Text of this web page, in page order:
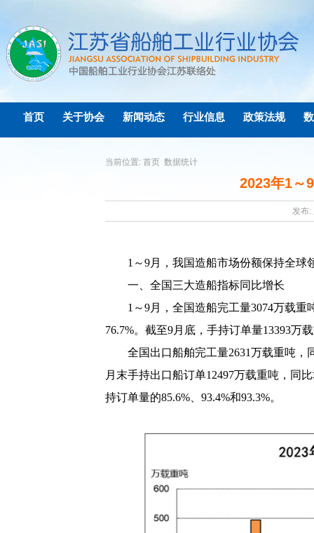
首页 关于协会 新闻动态 行业信息 政策法规
当前位置: 首页 数据统计
2023年1～
发布:
1 ～9月，我国造船市场份额保持全球
一、全国三大造船指标同比增长
1 ～9月，全国造船完工量3074万载重
76.7%。截至9月底，手持订单量13393万
全国出口船舶完工量2631万载重吨，
月末手持出口船订单12497万载重吨，同
持订单量的85.6% 93.4%和93.3%。